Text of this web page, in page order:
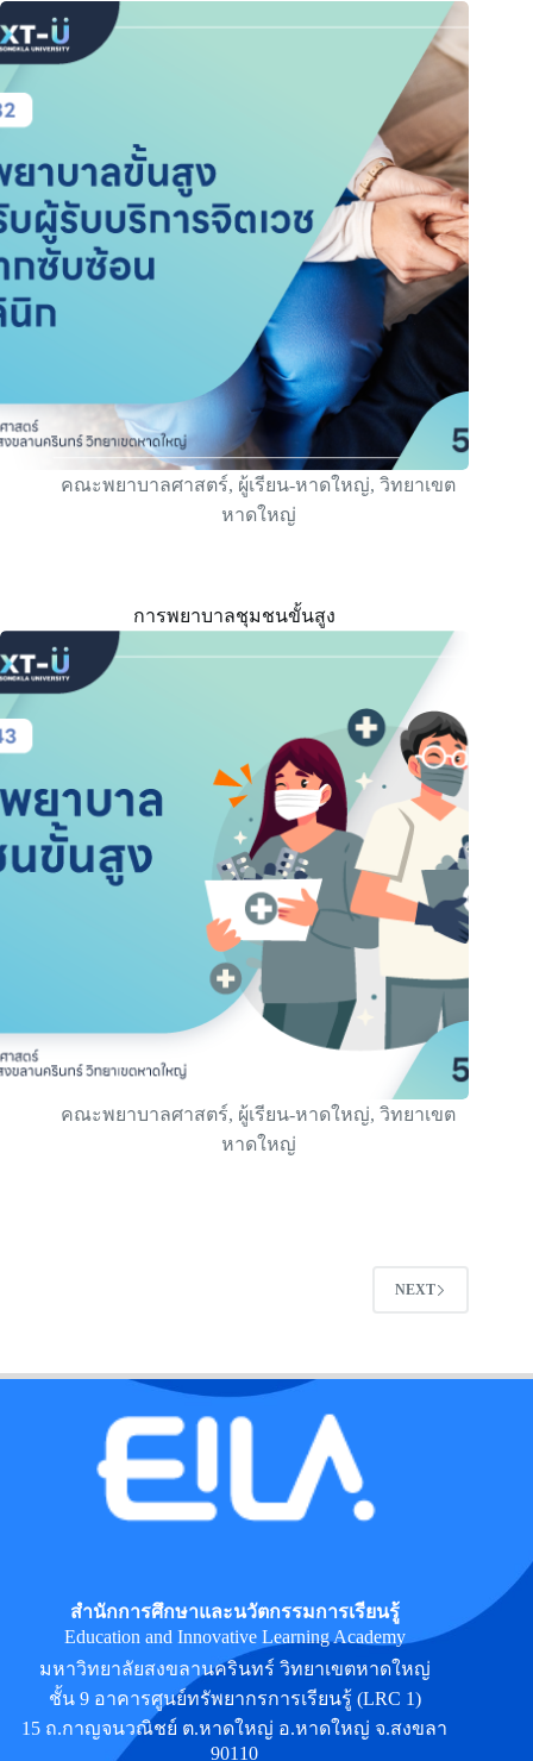
คณะพยาบาลศาสตร์, ผู้เรียน-หาดใหญ่,วิทยาเขต
หาดใหญ่
การพยาบาลชุมชนขั้นสูง
คณะพยาบาลศาสตร์, ผู้เรียน-หาดใหญ่,วิทยาเขต
หาดใหญ่
NEXT
สำนักการศึกษาและนวัตกรรมการเรียนรู้
Education and Innovative Learning Academy
มหาวิทยาลัยสงขลานครินทร์ วิทยาเขตหาดใหญ่
ชั้น 9 อาคารศูนย์ทรัพยากรการเรียนรู้ (LRC 1)
15 ถ.กาญจนวณิชย์ ต.หาดใหญ่ อ.หาดใหญ่ จ.สงขลา
90110